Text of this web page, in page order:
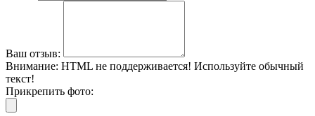
Ваш отзыв:
Внимание: HTML не поддерживается! Используйте обычный
текст!
Прикрепить фото: